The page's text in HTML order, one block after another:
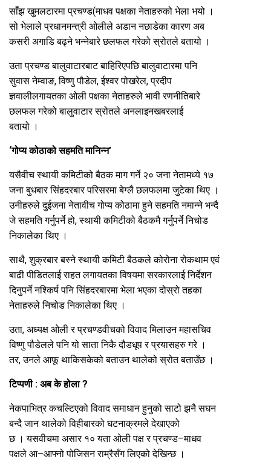
साँझ खुमलटारमा प्रचण्ड(माधव पक्षका नेताहरुको भेला भयो ।
सो भेलाले प्रधानमन्त्री ओलीले अडान नछाडेका कारण अब
कसरी अगाडि बढ्ने भन्नेबारे छलफल गरेको स्रोतले बतायो ।
उता प्रचण्ड बालुवाटारबाट बाहिरिएपछि बालुवाटारमा पनि
सुवास नेम्वाङ, विष्णु पौडेल, ईश्वर पोखरेल, प्रदीप
ज्ञवालीलगायतका ओली पक्षका नेताहरुले भावी रणनीतिबारे
छलफल गरेको बालुवाटार स्रोतले अनलाइनखबरलाई
बतायो ।
‘गोप्य कोठाको सहमति मानिन्न’
यसैवीच स्थायी कमिटीको बैठक माग गर्ने २० जना नेतामध्ये १७
जना बुधबार सिंहदरबार परिसरमा बेग्लै छलफलमा जुटेका थिए ।
उनीहरुले दुईजना नेतावीच गोप्य कोठामा हुने सहमति नमान्ने भन्दै
जे सहमति गर्नुपर्ने हो, स्थायी कमिटीको बैठकमै गर्नुपर्ने निचोड
निकालेका थिए ।
साथै, शुक्रबार बस्ने स्थायी कमिटी बैठकले कोरोना रोकथाम एवं
बाढी पीडितलाई राहत लगायतका विषयमा सरकारलाई निर्देशन
दिनुपर्ने नश्किर्ष पनि सिंहदरबारमा भेला भएका दोस्रो तहका
नेताहरुले निचोड निकालेका थिए ।
उता, अध्यक्ष ओली र प्रचण्डवीचको विवाद मिलाउन महासचिव
विष्णु पौडेलले पनि यो साता निकै दौडधूप र प्रयासहरु गरे ।
तर, उनले आफू थाकिसकेको बताउन थालेको स्रोत बताउँछ ।
टिप्पणी : अब के होला ?
नेकपाभित्र कचल्टिएको विवाद समाधान हुनुको साटो झनै सघन
बन्दै जान थालेको विहीबारको घटनाक्रमले देखाएको
छ । यसवीचमा असार १० यता ओली पक्ष र प्रचण्ड–माधव
पक्षले आ–आफ्नो पोजिसन राम्रैसँग लिएको देखिन्छ ।